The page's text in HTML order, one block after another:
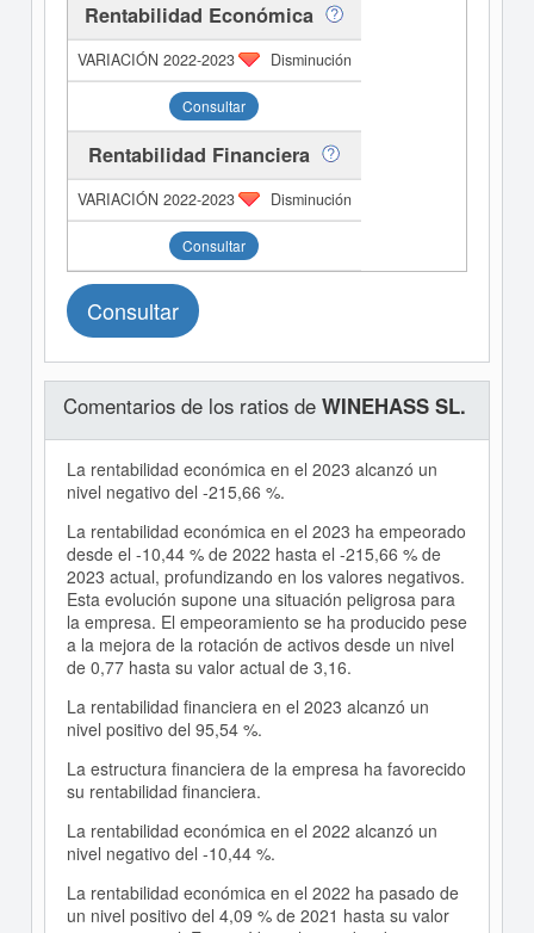
Rentabilidad Económica
Disminución
Consultar
Rentabilidad Financiera
Disminución
Consultar
Consultar
Comentarios de los ratios de WINEHASS SL.
La rentabilidad económica en el 2023 alcanzó un
nivel negativo del -215,66 %.
La rentabilidad económica en el 2023 ha empeorado
desde el -10,44 % de 2022 hasta el -215,66 % de
2023 actual, profundizando en los valores negativos.
Esta evolución supone una situación peligrosa para
la empresa. El empeoramiento se ha producido pese
a la mejora de la rotación de activos desde un nivel
de 0,77 hasta su valor actual de 3,16.
La rentabilidad financiera en el 2023 alcanzó un
nivel positivo del 95,54 %.
La estructura financiera de la empresa ha favorecido
su rentabilidad financiera.
La rentabilidad económica en el 2022 alcanzó un
nivel negativo del -10,44 %.
La rentabilidad económica en el 2022 ha pasado de
un nivel positivo del 4,09 % de 2021 hasta su valor